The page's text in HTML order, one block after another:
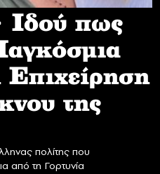
Iδού πως
Επιχείρηση
της
πολίτης που
από τη Γορτυνία